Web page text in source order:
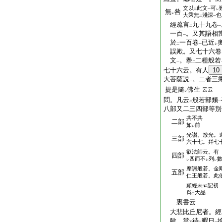
無レ咎 文以 二 此文一可レ
大乘無二淺深一也
經疏言二 九十九卷一
一百一。又其語相
於二一百卷一已近 レ
誤歟。又七十六
文一。擧二二種般若
七十六云。有人
10
大菩薩説一。二者三
提是隨 レ佛生 云云
問。凡云 二般若部類一
八部又二三四部等
二部 共不共
如 レ前
三部 光讃。放光。
六十七。幷七
四部 叡法師云。有
レ四而不 レ列 レ數
五部 摩訶般若。金
仁王般若。此
願經未
記初
爲二大品一
裏書云
大悲比丘尼者。